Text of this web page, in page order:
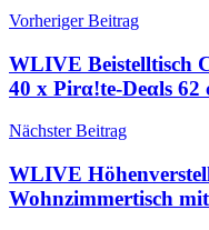
Beitragsnavigation
Vorheriger Beitrag
WLIVE Beistelltisch
40 x Pirα!tе-Dеαls
Nächster Beitrag
WLIVE
Wohnzimmertisch